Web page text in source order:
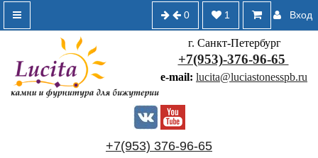
Вход
1
0
г. Санкт-Петербург
+7(953)-376-96-65
e-mail: lucita@luciastonesspb.ru
+7(953) 376-96-65